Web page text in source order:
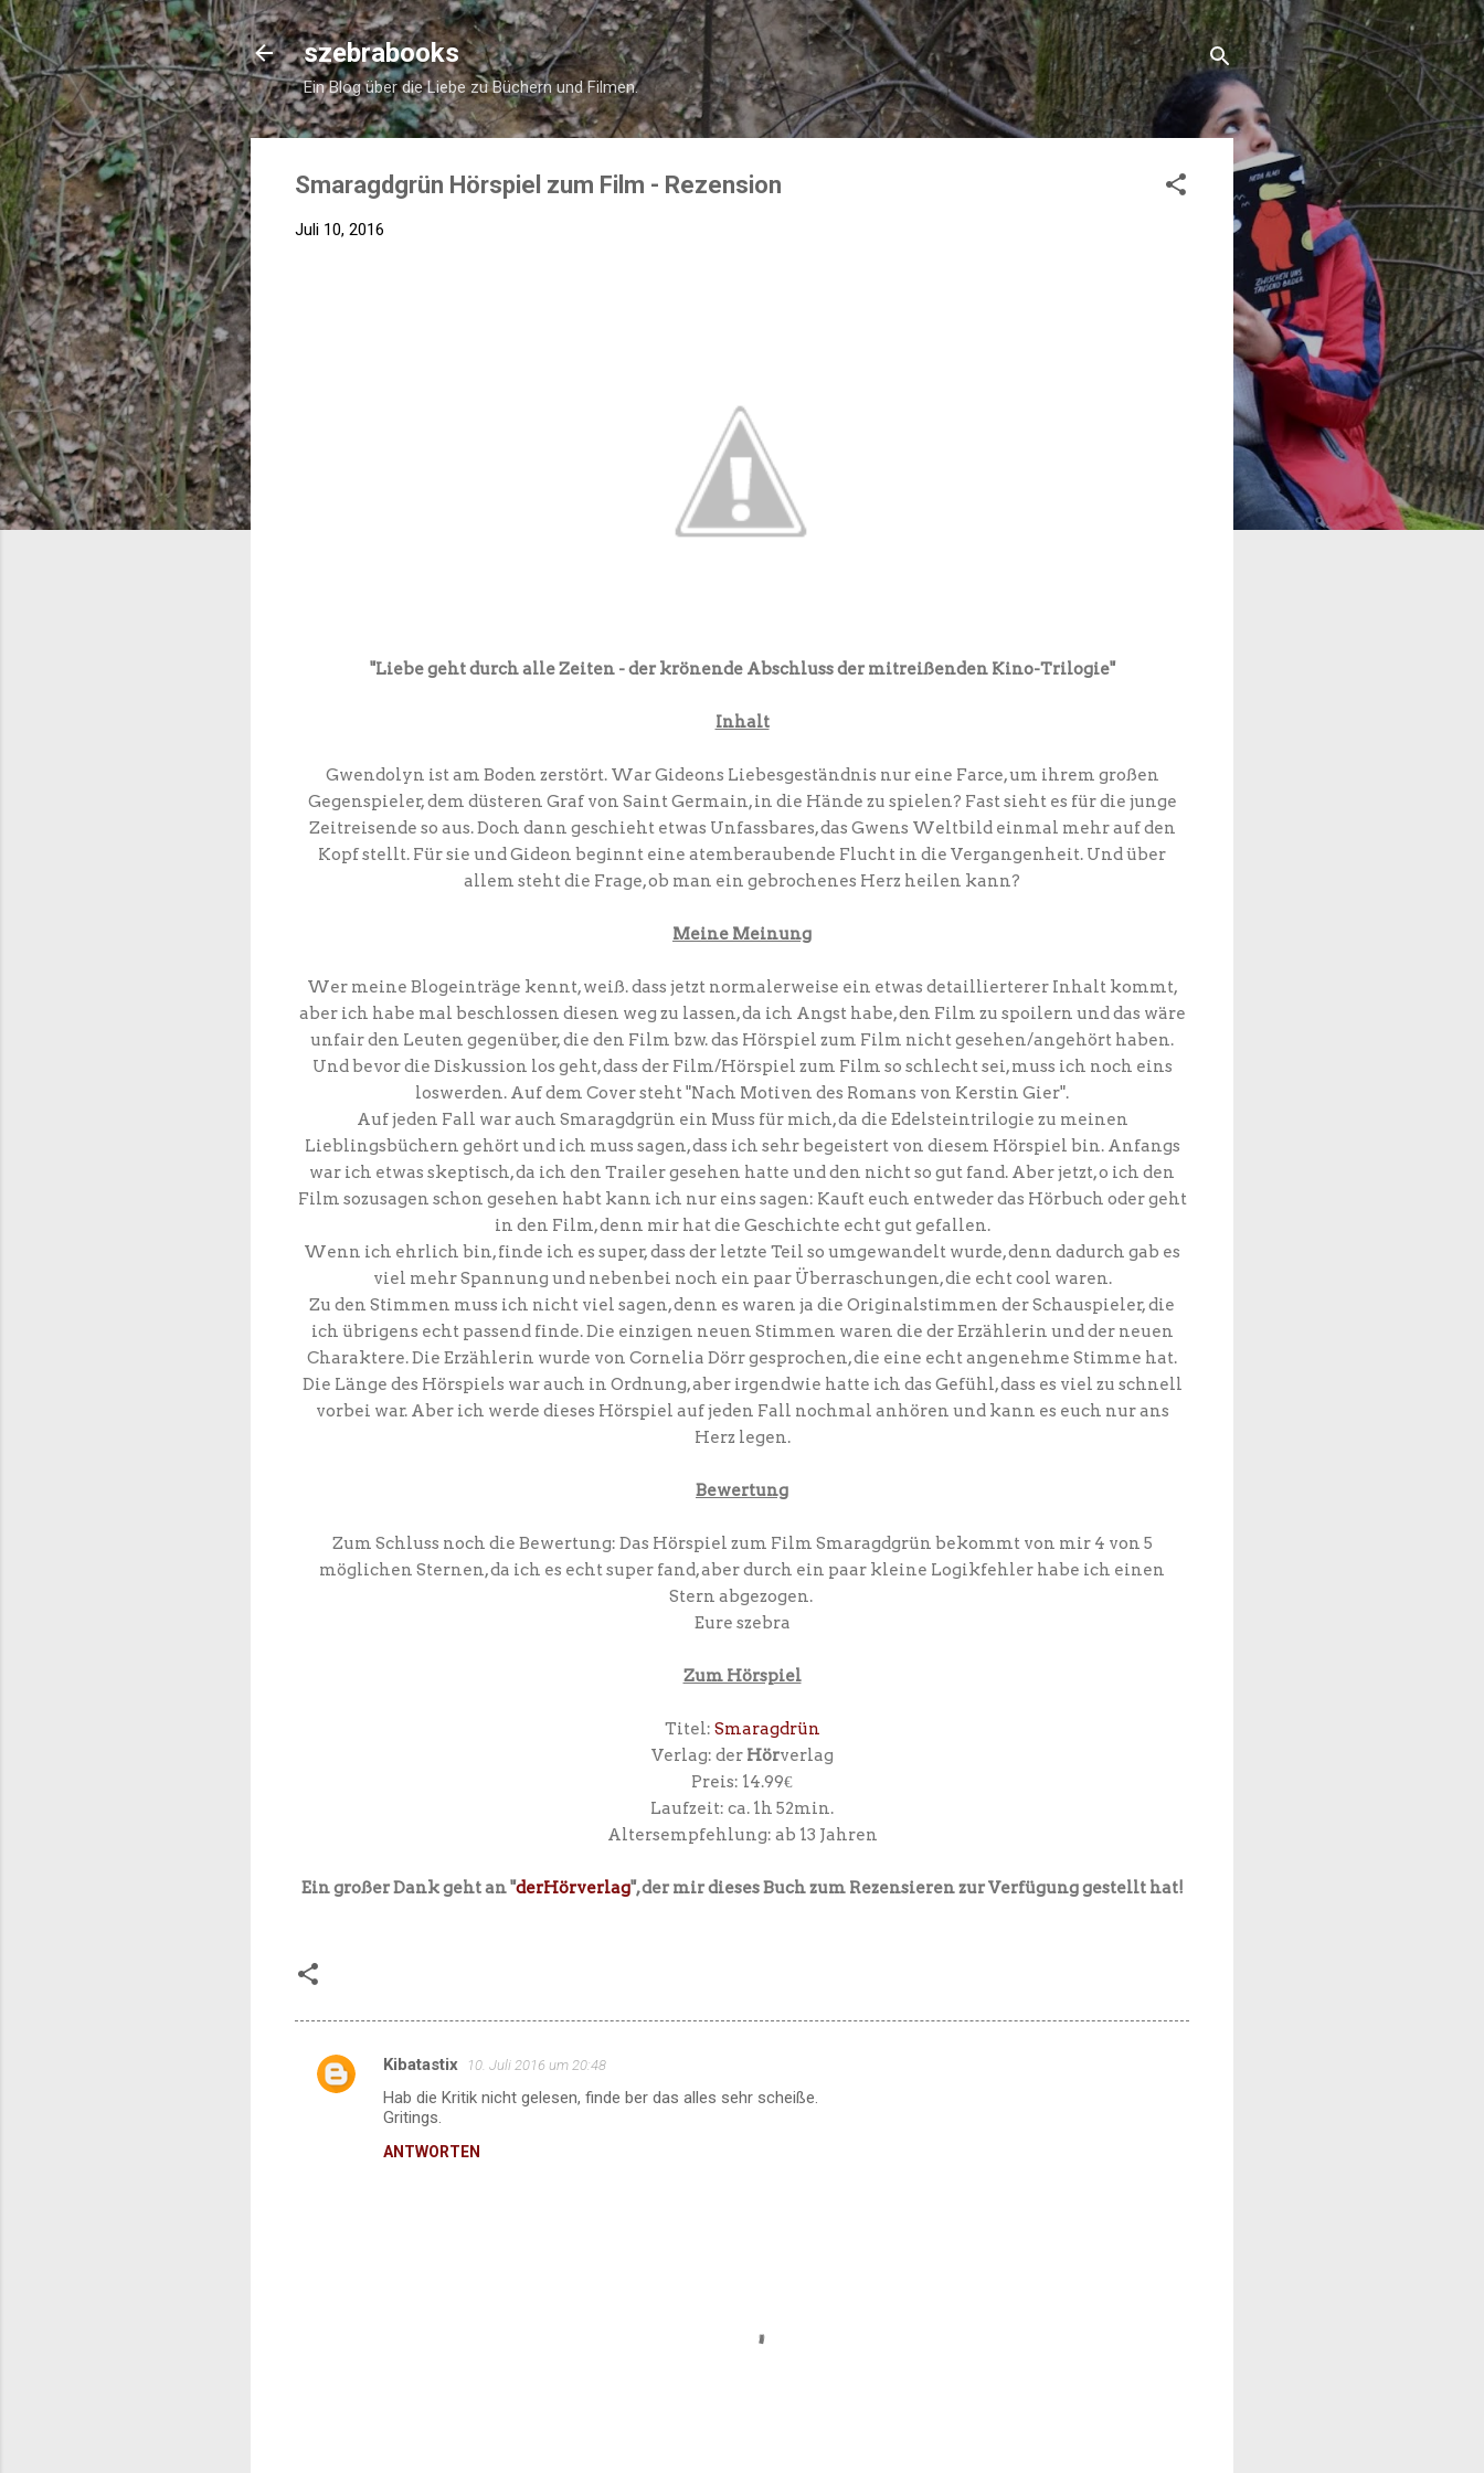
Direkt zum Hauptbereich
szebrabooks
Ein Blog über die Liebe zu Büchern und Filmen.
Smaragdgrün Hörspiel zum Film - Rezension
Juli 10, 2016
"Liebe geht durch alle Zeiten - der krönende Abschluss der mitreißenden Kino-Trilogie"
Inhalt
Gwendolyn ist am Boden zerstört. War Gideons Liebesgeständnis nur eine Farce, um ihrem großen
Gegenspieler, dem düsteren Graf von Saint Germain, in die Hände zu spielen? Fast sieht es für die junge
Zeitreisende so aus. Doch dann geschieht etwas Unfassbares, das Gwens Weltbild einmal mehr auf den
Kopf stellt. Für sie und Gideon beginnt eine atemberaubende Flucht in die Vergangenheit. Und über
allem steht die Frage, ob man ein gebrochenes Herz heilen kann?
Meine Meinung
Wer meine Blogeinträge kennt, weiß. dass jetzt normalerweise ein etwas detaillierterer Inhalt kommt,
aber ich habe mal beschlossen diesen weg zu lassen, da ich Angst habe, den Film zu spoilern und das wäre
unfair den Leuten gegenüber, die den Film bzw. das Hörspiel zum Film nicht gesehen/angehört haben.
Und bevor die Diskussion los geht, dass der Film/Hörspiel zum Film so schlecht sei, muss ich noch eins
loswerden. Auf dem Cover steht "Nach Motiven des Romans von Kerstin Gier".
Auf jeden Fall war auch Smaragdgrün ein Muss für mich, da die Edelsteintrilogie zu meinen
Lieblingsbüchern gehört und ich muss sagen, dass ich sehr begeistert von diesem Hörspiel bin. Anfangs
war ich etwas skeptisch, da ich den Trailer gesehen hatte und den nicht so gut fand. Aber jetzt, o ich den
Film sozusagen schon gesehen habt kann ich nur eins sagen: Kauft euch entweder das Hörbuch oder geht
in den Film, denn mir hat die Geschichte echt gut gefallen.
Wenn ich ehrlich bin, finde ich es super, dass der letzte Teil so umgewandelt wurde, denn dadurch gab es
viel mehr Spannung und nebenbei noch ein paar Überraschungen, die echt cool waren.
Zu den Stimmen muss ich nicht viel sagen, denn es waren ja die Originalstimmen der Schauspieler, die
ich übrigens echt passend finde. Die einzigen neuen Stimmen waren die der Erzählerin und der neuen
Charaktere. Die Erzählerin wurde von Cornelia Dörr gesprochen, die eine echt angenehme Stimme hat.
Die Länge des Hörspiels war auch in Ordnung, aber irgendwie hatte ich das Gefühl, dass es viel zu schnell
vorbei war. Aber ich werde dieses Hörspiel auf jeden Fall nochmal anhören und kann es euch nur ans
Herz legen.
Bewertung
Zum Schluss noch die Bewertung: Das Hörspiel zum Film Smaragdgrün bekommt von mir 4 von 5
möglichen Sternen, da ich es echt super fand, aber durch ein paar kleine Logikfehler habe ich einen
Stern abgezogen.
Eure szebra
Zum Hörspiel
Titel: Smaragdrün
Verlag: der Hörverlag
Preis: 14.99€
Laufzeit: ca. 1h 52min.
Altersempfehlung: ab 13 Jahren
Ein großer Dank geht an "derHörverlag", der mir dieses Buch zum Rezensieren zur Verfügung gestellt hat!
K
Kibatastix 10. Juli 2016 um 20:48
Hab die Kritik nicht gelesen, finde ber das alles sehr scheiße.
Gritings.
ANTWORTEN